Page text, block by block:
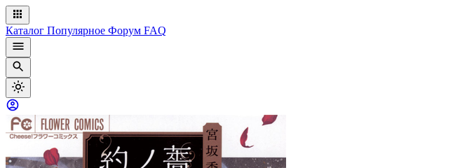
Каталог Популярное Форум FAQ